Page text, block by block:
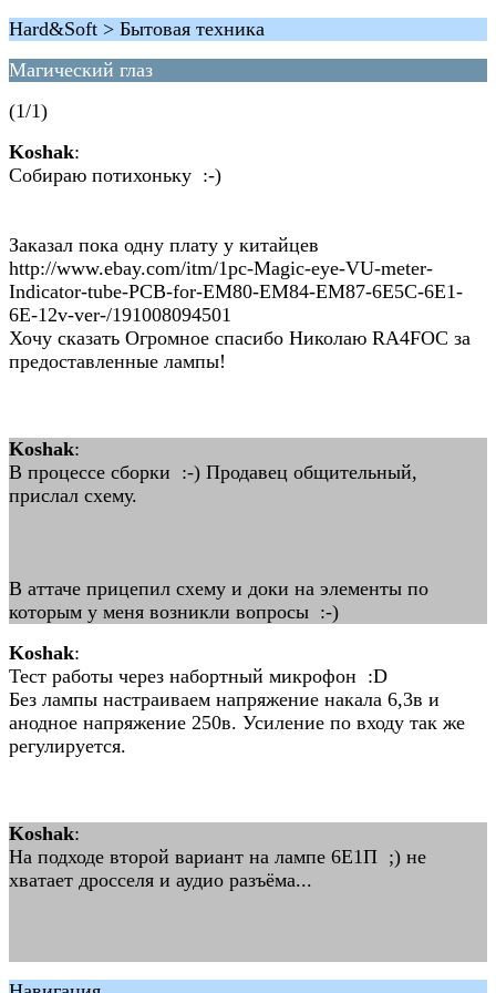
Hard&Soft > Бытовая техника
Магический глаз
(1/1)
Koshak:
Собираю потихоньку :-)
Заказал пока одну плату у китайцев
http://www.ebay.com/itm/1pc-Magic-eye-VU-meter-
Indicator-tube-PCB-for-EM80-EM84-EM87-6E5C-6E1-
6E-12v-ver-/191008094501
Хочу сказать Огромное спасибо Николаю RA4FOC за
предоставленные лампы!
Koshak:
В процессе сборки :-) Продавец общительный,
прислал схему.
В аттаче прицепил схему и доки на элементы по
которым у меня возникли вопросы :-)
Koshak:
Тест работы через набортный микрофон :D
Без лампы настраиваем напряжение накала 6,3в и
анодное напряжение 250в. Усиление по входу так же
регулируется.
Koshak:
На подходе второй вариант на лампе 6Е1П ;) не
хватает дросселя и аудио разъёма...